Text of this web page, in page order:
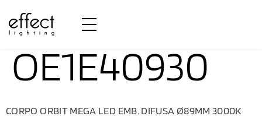
OE1E40930
CORPO ORBIT MEGA LED EMB. DIFUSA Ø89MM 3000K